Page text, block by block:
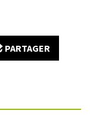
PARTAGER